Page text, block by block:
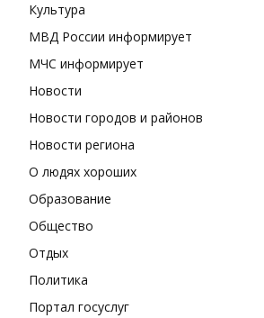
Культура
МВД России информирует
МЧС информирует
Новости
Новости городов и районов
Новости региона
О людях хороших
Образование
Общество
Отдых
Политика
Портал госуслуг